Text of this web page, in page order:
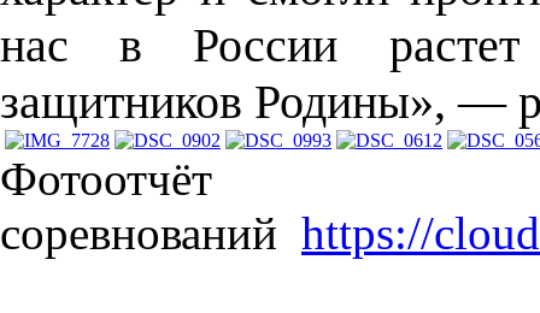
нас в России растет
защитников Родины», —
Фотоотчёт
соревнований https://